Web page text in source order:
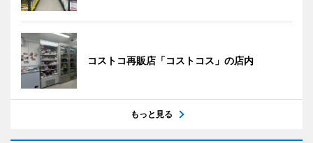
コストコ再販店「コストコス」の店内
もっと見る